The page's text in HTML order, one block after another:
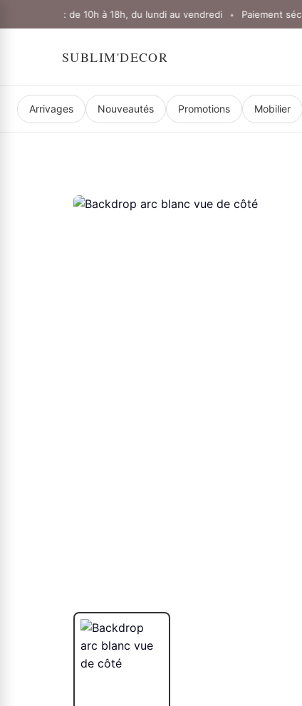
: de 10h à 18h, du lundi au vendredi • Paiement sécurisé
SUBLIM'DECOR
Arrivages Nouveautés Promotions Mobilier